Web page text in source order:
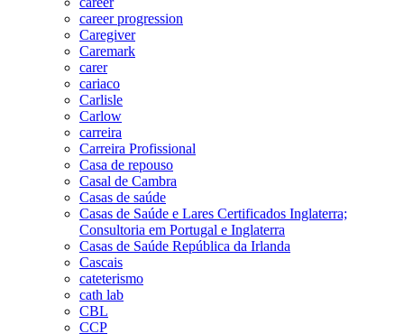
career progression
Caregiver
Caremark
carer
cariaco
Carlisle
Carlow
carreira
Carreira Profissional
Casa de repouso
Casal de Cambra
Casas de saúde
Casas de Saúde e Lares Certificados Inglaterra;
Consultoria em Portugal e Inglaterra
Casas de Saúde República da Irlanda
Cascais
cateterismo
cath lab
CBL
CCP